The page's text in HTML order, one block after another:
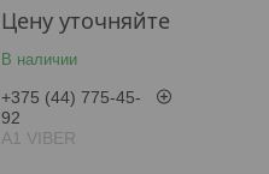
Цену уточняйте
В наличии
+375 (44) 775-45-
92
А1 VIBER